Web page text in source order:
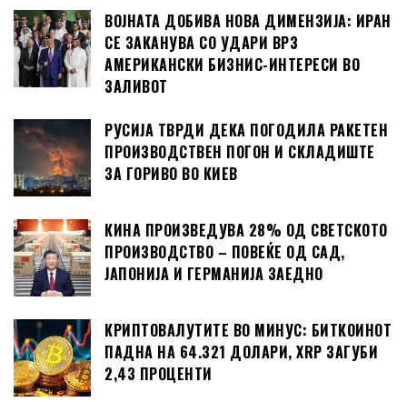
ВОЈНАТА ДОБИВА НОВА ДИМЕНЗИЈА: ИРАН
СЕ ЗАКАНУВА СО УДАРИ ВРЗ
АМЕРИКАНСКИ БИЗНИС-ИНТЕРЕСИ ВО
ЗАЛИВОТ
РУСИЈА ТВРДИ ДЕКА ПОГОДИЛА РАКЕТЕН
ПРОИЗВОДСТВЕН ПОГОН И СКЛАДИШТЕ
ЗА ГОРИВО ВО КИЕВ
КИНА ПРОИЗВЕДУВА 28% ОД СВЕТСКОТО
ПРОИЗВОДСТВО – ПОВЕЌЕ ОД САД,
ЈАПОНИЈА И ГЕРМАНИЈА ЗАЕДНО
КРИПТОВАЛУТИТЕ ВО МИНУС: БИТКОИНОТ
ПАДНА НА 64.321 ДОЛАРИ, XRP ЗАГУБИ
2,43 ПРОЦЕНТИ